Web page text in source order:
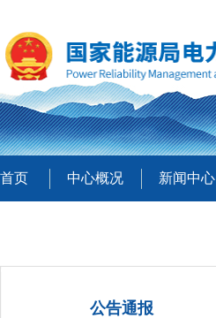
首页 中心概况 新闻中心
公告通报